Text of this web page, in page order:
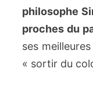
philosophe
proches du
ses
« sortir du